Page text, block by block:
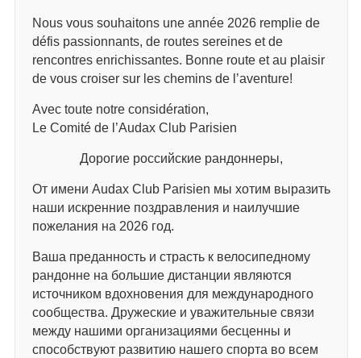
Nous vous souhaitons une année 2026 remplie de
défis passionnants, de routes sereines et de
rencontres enrichissantes. Bonne route et au plaisir
de vous croiser sur les chemins de l’aventure!
Avec toute notre considération,
Le Comité de l’Audax Club Parisien
Дорогие российские рандоннеры,
От имени Audax Club Parisien мы хотим выразить
наши искренние поздравления и наилучшие
пожелания на 2026 год.
Ваша преданность и страсть к велосипедному
рандонне на большие дистанции являются
источником вдохновения для международного
сообщества. Дружеские и уважительные связи
между нашими организациями бесценны и
способствуют развитию нашего спорта во всем